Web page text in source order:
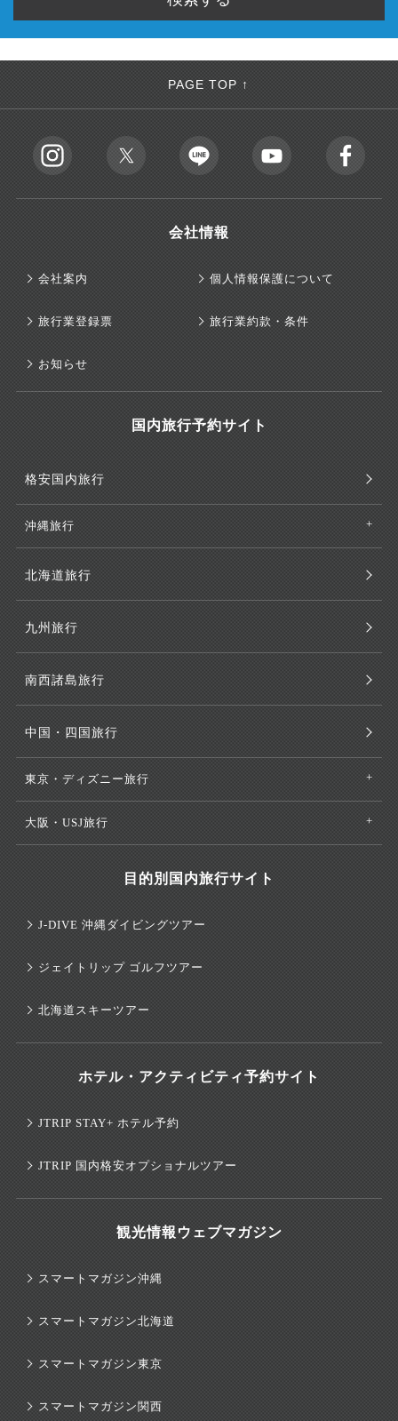
PAGE TOP ↑
会社情報
会社案内 個人情報保護について
旅行業登録票 旅行業約款・条件
お知らせ
国内旅行予約サイト
格安国内旅行
沖縄旅行
北海道旅行
九州旅行
南西諸島旅行
中国・四国旅行
東京・ディズニー旅行
大阪・USJ旅行
目的別国内旅行サイト
J-DIVE 沖縄ダイビングツアー
ジェイトリップ ゴルフツアー
北海道スキーツアー
ホテル・アクティビティ予約サイト
JTRIP STAY+ ホテル予約
JTRIP 国内格安オプショナルツアー
観光情報ウェブマガジン
スマートマガジン沖縄
スマートマガジン北海道
スマートマガジン東京
スマートマガジン関西